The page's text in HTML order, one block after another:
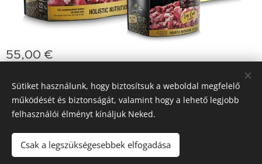
55,00€
jasminprincess Sütik
Slovenčina
Deutsch English
Sütiket használunk, hogy biztosítsuk a weboldal megfelelő
működését és biztonságát, valamint hogy a lehető legjobb
felhasználói élményt kínáljuk Neked.
Csak a legszükségesebbek elfogadása